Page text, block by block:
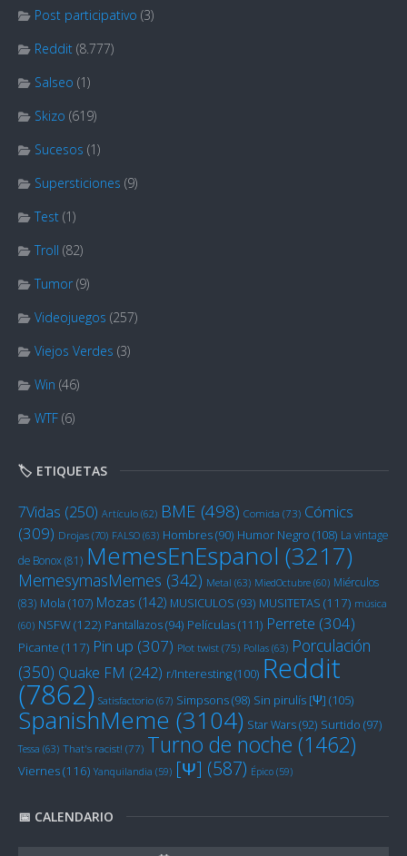
Post participativo (3)
Reddit (8.777)
Salseo (1)
Skizo (619)
Sucesos (1)
Supersticiones (9)
Test (1)
Troll (82)
Tumor (9)
Videojuegos (257)
Viejos Verdes (3)
Win (46)
WTF (6)
🏷️ ETIQUETAS
7Vidas (250) Artículo (62) BME (498) Comida (73) Cómics
(309) Drojas (70) FALSO (63) Hombres(90) Humor Negro (108) La vintage
de Bonox(81) MemesEnEspanol (3217)
MemesymasMemes (342) Metal (63) MiedOctubre (60) Miérculos
(83) Mola (107) Mozas (142) MUSICULOS (93) MUSITETAS (117) música
(60) NSFW(122) Pantallazos(94) Películas(111) Perrete (304)
Picante (117) Pin up (307) Plot twist (75) Pollas (63) Porculación
(350) Quake FM (242) r/Interesting(100) Reddit
(7862) Satisfactorio (67) Simpsons(98) Sin pirulís [Ψ] (105)
SpanishMeme (3104) Star Wars(92) Surtido (97)
Tessa (63) That's racist! (77) Turno de noche (1462)
Viernes(116) Yanquilandia (59) [Ψ] (587) Épico (59)
📅 CALENDARIO